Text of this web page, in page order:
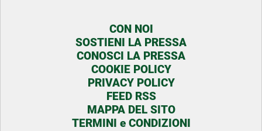
CON NOI
SOSTIENI LA PRESSA
CONOSCI LA PRESSA
COOKIE POLICY
PRIVACY POLICY
FEED RSS
MAPPA DEL SITO
TERMINI e CONDIZIONI